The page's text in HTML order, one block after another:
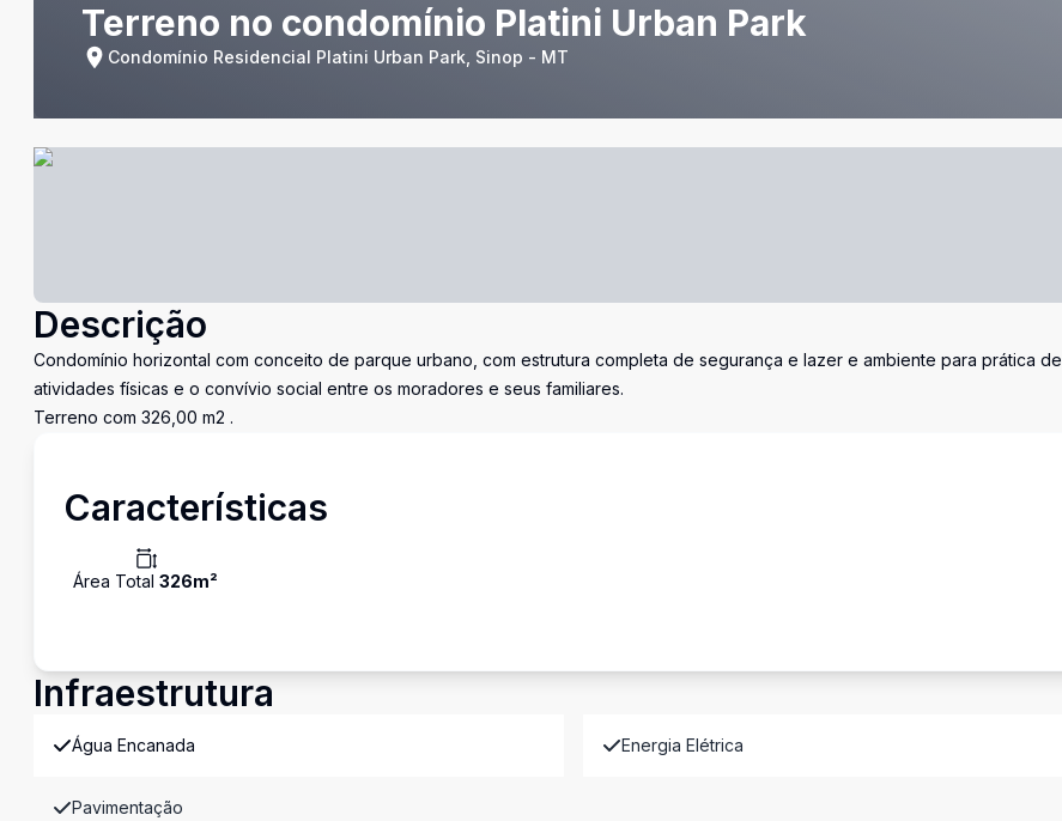
Terreno no condomínio Platini Urban Park
Condomínio Residencial Platini Urban Park, Sinop - MT
Descrição
Condomínio horizontal com conceito de parque urbano, com estrutura completa de segurança e lazer e ambiente para prática de
atividades físicas e o convívio social entre os moradores e seus familiares.
Terreno com 326,00 m2 .
Características
Área Total 326m²
Infraestrutura
Água Encanada Energia Elétrica
Pavimentação